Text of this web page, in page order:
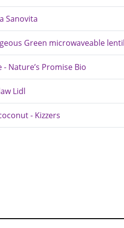
Sanovita
Green microwaveable
- Nature’s Promise Bio
Lidl
- Kizzers